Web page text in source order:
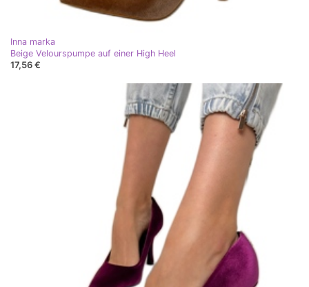
Inna marka
Beige Velourspumpe auf einer High Heel
17,56 €